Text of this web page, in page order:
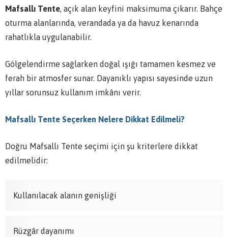
Mafsallı Tente, açık alan keyfini maksimuma çıkarır. Bahçe
oturma alanlarında, verandada ya da havuz kenarında
rahatlıkla uygulanabilir.
Gölgelendirme sağlarken doğal ışığı tamamen kesmez ve
ferah bir atmosfer sunar. Dayanıklı yapısı sayesinde uzun
yıllar sorunsuz kullanım imkânı verir.
Mafsallı Tente Seçerken Nelere Dikkat Edilmeli?
Doğru Mafsallı Tente seçimi için şu kriterlere dikkat
edilmelidir:
Kullanılacak alanın genişliği
Rüzgâr dayanımı